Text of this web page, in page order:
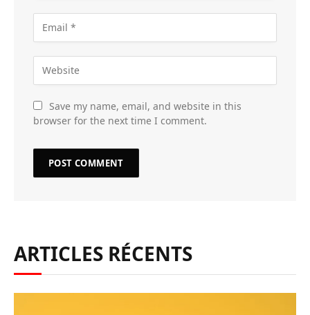
Save my name, email, and website in this
browser for the next time I comment.
ARTICLES RÉCENTS